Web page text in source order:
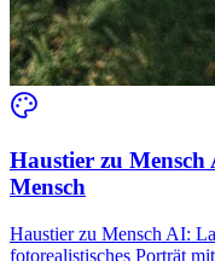
Haustier zu
Mensch
Haustier zu Mensch AI:
fotorealistisches Porträt